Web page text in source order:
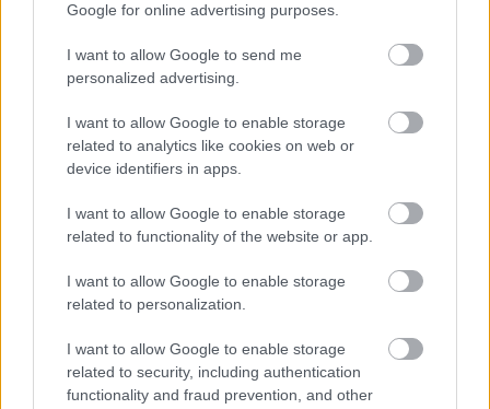
Google for online advertising purposes.
I want to allow Google to send me
personalized advertising.
I want to allow Google to enable storage
related to analytics like cookies on web or
device identifiers in apps.
I want to allow Google to enable storage
related to functionality of the website or app.
I want to allow Google to enable storage
related to personalization.
I want to allow Google to enable storage
related to security, including authentication
functionality and fraud prevention, and other
A lucfenyő deszka felhasználási lehetőségei
Miben más a nyíltvégű lízing?
Prémium Autóház Kft.: Öt autómárka Hatvanban